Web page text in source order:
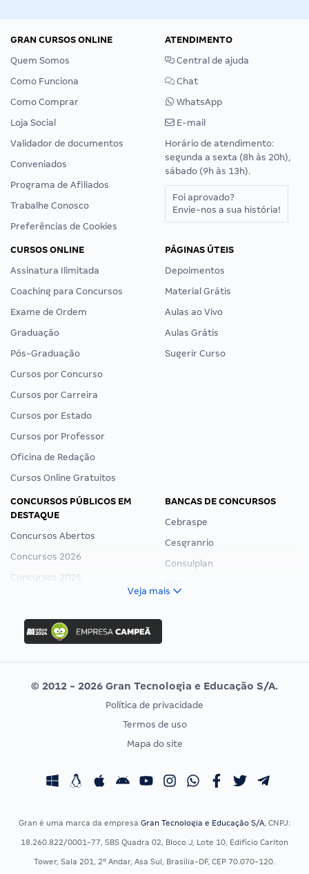
GRAN CURSOS ONLINE
Quem Somos
Como Funciona
Como Comprar
Loja Social
Validador de documentos
Conveniados
Programa de Afiliados
Trabalhe Conosco
Preferências de Cookies
ATENDIMENTO
Central de ajuda
Chat
WhatsApp
E-mail
Horário de atendimento:
segunda a sexta (8h às 20h),
sábado (9h às 13h).
Foi aprovado?
Envie-nos a sua história!
CURSOS ONLINE
Assinatura Ilimitada
Coaching para Concursos
Exame de Ordem
Graduação
Pós-Graduação
Cursos por Concurso
Cursos por Carreira
Cursos por Estado
Cursos por Professor
Oficina de Redação
Cursos Online Gratuitos
PÁGINAS ÚTEIS
Depoimentos
Material Grátis
Aulas ao Vivo
Aulas Grátis
Sugerir Curso
CONCURSOS PÚBLICOS EM
DESTAQUE
Concursos Abertos
Concursos 2026
Concursos 2025
Concurso Ibama
Concurso MPU
Editais publicados
BANCAS DE CONCURSOS
Cebraspe
Cesgranrio
Consulplan
Vunesp
CONCURSOS POR PROFISSÃO
Concursos Fiscais
EXAME DE ORDEM
Calendário OAB
Veja mais
© 2012 - 2026 Gran Tecnologia e Educação S/A.
Política de privacidade
Termos de uso
Mapa do site
Gran é uma marca da empresa Gran Tecnologia e Educação S/A, CNPJ:
18.260.822/0001-77, SBS Quadra 02, Bloco J, Lote 10, Edifício Carlton
Tower, Sala 201, 2º Andar, Asa Sul, Brasília-DF, CEP 70.070-120.